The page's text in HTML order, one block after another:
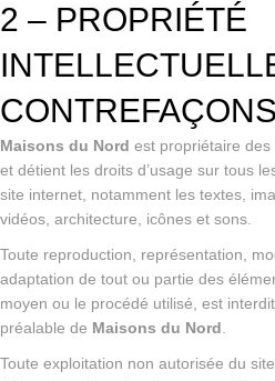
2 – PROPRIÉTÉ
Maisons du Nord est propriétaire
et détient les droits d’usage sur tous
site internet, notamment les textes,
vidéos, architecture, icônes et sons.
Toute reproduction, représentation,
adaptation de tout ou partie des
moyen ou le procédé utilisé, est
préalable de Maisons du Nord
Toute exploitation non autorisée du